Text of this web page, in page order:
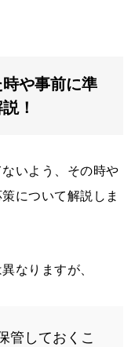
や事前に準
！
いよう、その時や
について解説しま
なりますが、
管しておくこ